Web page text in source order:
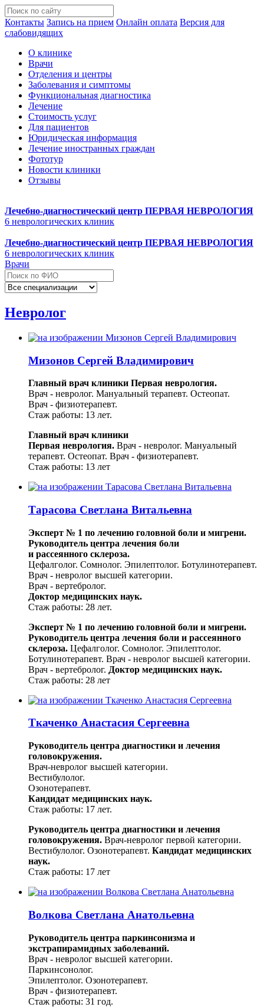
Контакты Запись на прием Онлайн оплата Версия для
слабовидящих
О клинике
Врачи
Отделения и центры
Заболевания и симптомы
Функциональная диагностика
Лечение
Стоимость услуг
Для пациентов
Юридическая информация
Лечение иностранных граждан
Фототур
Новости клиники
Отзывы
Лечебно-диагностический центр ПЕРВАЯ НЕВРОЛОГИЯ
6 неврологических клиник
Лечебно-диагностический центр ПЕРВАЯ НЕВРОЛОГИЯ
6 неврологических клиник
Врачи
Невролог
Мизонов Сергей Владимирович
Главный врач клиники Первая неврология.
Врач - невролог. Мануальный терапевт. Остеопат.
Врач - физиотерапевт.
Стаж работы: 13 лет.
Главный врач клиники
Первая неврология. Врач - невролог. Мануальный
терапевт. Остеопат. Врач - физиотерапевт.
Стаж работы: 13 лет
Тарасова Светлана Витальевна
Эксперт № 1 по лечению головной боли и мигрени.
Руководитель центра лечения боли
и рассеянного склероза.
Цефалголог. Сомнолог. Эпилептолог. Ботулинотерапевт.
Врач - невролог высшей категории.
Врач - вертебролог.
Доктор медицинских наук.
Стаж работы: 28 лет.
Эксперт № 1 по лечению головной боли и мигрени.
Руководитель центра лечения боли и рассеянного
склероза. Цефалголог. Сомнолог. Эпилептолог.
Ботулинотерапевт. Врач - невролог высшей категории.
Врач - вертебролог. Доктор медицинских наук.
Стаж работы: 28 лет
Ткаченко Анастасия Сергеевна
Руководитель центра диагностики и лечения
головокружения.
Врач-невролог высшей категории.
Вестибулолог.
Озонотерапевт.
Кандидат медицинских наук.
Стаж работы: 17 лет.
Руководитель центра диагностики и лечения
головокружения. Врач-невролог первой категории.
Вестибулолог. Озонотерапевт. Кандидат медицинских
наук.
Стаж работы: 17 лет
Волкова Светлана Анатольевна
Руководитель центра паркинсонизма и
экстрапирамидных заболеваний.
Врач - невролог высшей категории.
Паркинсонолог.
Эпилептолог. Озонотерапевт.
Врач - физиотерапевт.
Стаж работы: 31 год.